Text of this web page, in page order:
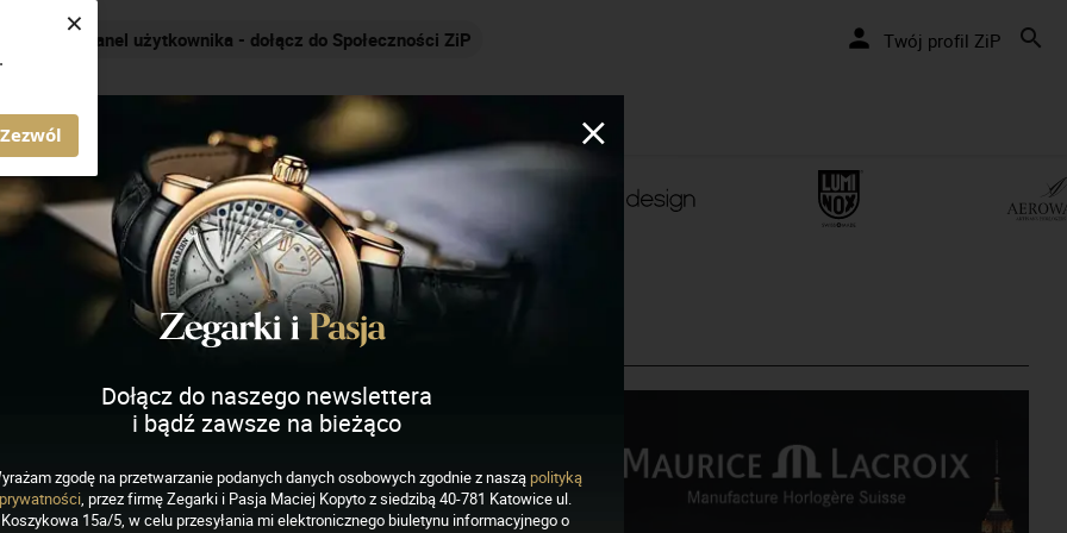
Zezwól
× Nakręcamy pozytywnie... cały czas! Twój profil ZiP
ZEGARKI I PASJA
Lacroix
Lacroix 1975 Master
Dołącz do naszego newslettera
i bądź zawsze na bieżąco
zgodę na przetwarzanie podanych danych osobowych zgodnie z naszą polityką
prywatności, przez firmę Zegarki i Pasja Maciej Kopyto z siedzibą 40-781 Katowice ul.
Koszykowa 15a/5, w celu przesyłania mi elektronicznego biuletynu informacyjnego o